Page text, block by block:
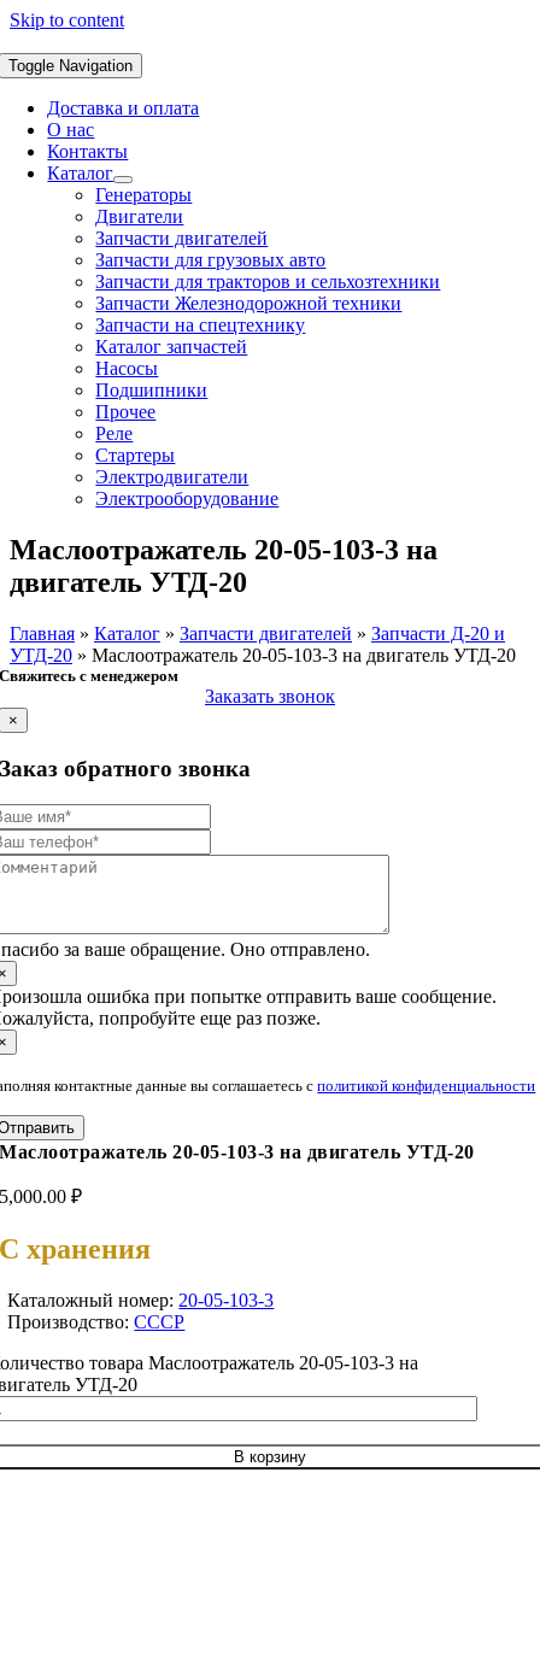
Skip to content
Toggle Navigation
Доставка и оплата
О нас
Контакты
Каталог
Генераторы
Двигатели
Запчасти двигателей
Запчасти для грузовых авто
Запчасти для тракторов и сельхозтехники
Запчасти Железнодорожной техники
Запчасти на спецтехнику
Каталог запчастей
Насосы
Подшипники
Прочее
Реле
Стартеры
Электродвигатели
Электрооборудование
Маслоотражатель 20-05-103-3 на
двигатель УТД-20
Главная » Каталог » Запчасти двигателей » Запчасти Д-20 и
УТД-20 » Маслоотражатель 20-05-103-3 на двигатель УТД-20
Свяжитесь с менеджером
Заказать звонок
×
Заказ обратного звонка
за ваше обращение. Оно отправлено.
ошибка при попытке отправить ваше сообщение.
попробуйте еще раз позже.
контактные данные вы соглашаетесь сполитикой конфиденциальности
Маслоотражатель 20-05-103-3 на двигатель УТД-20
5,000.00₽
С хранения
Каталожный номер: 20-05-103-3
Производство:СССР
товара Маслоотражатель 20-05-103-3 на
УТД-20
В корзину